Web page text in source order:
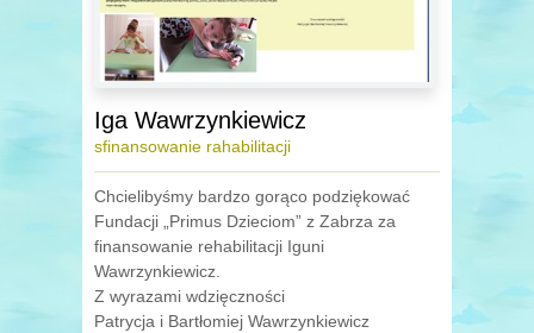
Iga Wawrzynkiewicz
sfinansowanie rahabilitacji
Chcielibyśmy bardzo gorąco podziękować
Fundacji „Primus Dzieciom” z Zabrza za
finansowanie rehabilitacji Iguni
Wawrzynkiewicz.
Z wyrazami wdzięczności
Patrycja i Bartłomiej Wawrzynkiewicz